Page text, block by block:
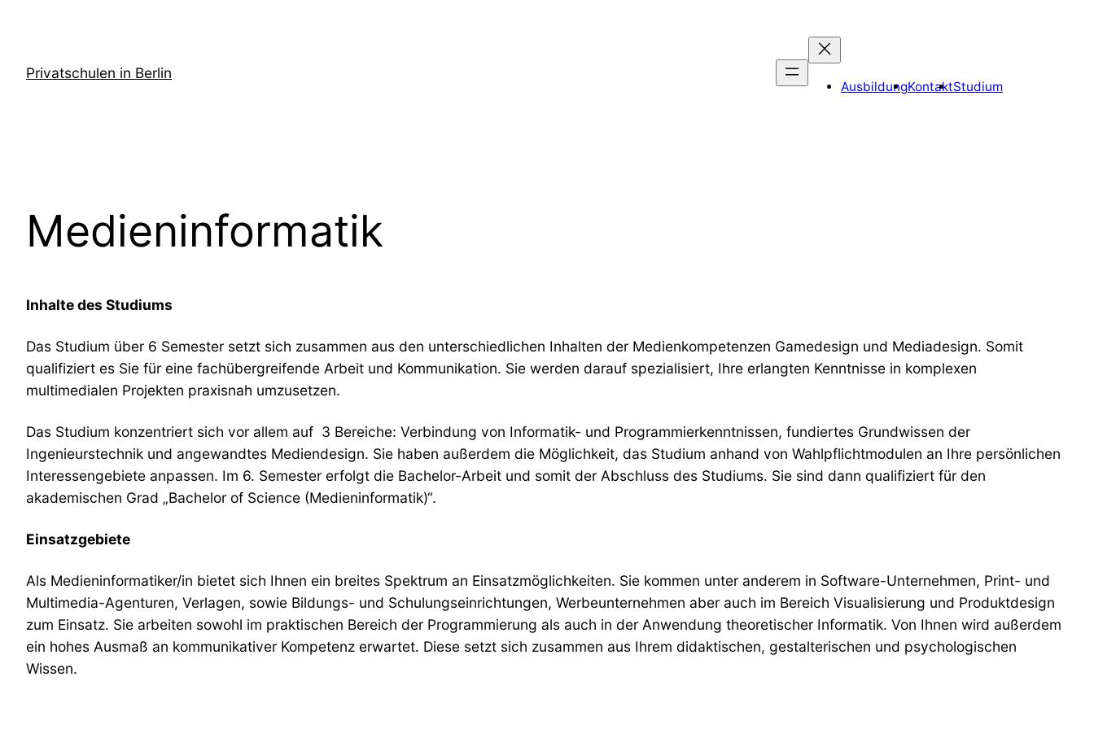
Privatschulen in Berlin
AusbildungKontaktStudium
Medieninformatik
Inhalte des Studiums
Das Studium über 6 Semester setzt sich zusammen aus den unterschiedlichen Inhalten der Medienkompetenzen Gamedesign und Mediadesign. Somit
qualifiziert es Sie für eine fachübergreifende Arbeit und Kommunikation. Sie werden darauf spezialisiert, Ihre erlangten Kenntnisse in komplexen
multimedialen Projekten praxisnah umzusetzen.
Das Studium konzentriert sich vor allem auf 3 Bereiche: Verbindung von Informatik- und Programmierkenntnissen, fundiertes Grundwissen der
Ingenieurstechnik und angewandtes Mediendesign. Sie haben außerdem die Möglichkeit, das Studium anhand von Wahlpflichtmodulen an Ihre persönlichen
Interessengebiete anpassen. Im 6. Semester erfolgt die Bachelor-Arbeit und somit der Abschluss des Studiums. Sie sind dann qualifiziert für den
akademischen Grad „Bachelor of Science (Medieninformatik)“.
Einsatzgebiete
Als Medieninformatiker/in bietet sich Ihnen ein breites Spektrum an Einsatzmöglichkeiten. Sie kommen unter anderem in Software-Unternehmen, Print- und
Multimedia-Agenturen, Verlagen, sowie Bildungs- und Schulungseinrichtungen, Werbeunternehmen aber auch im Bereich Visualisierung und Produktdesign
zum Einsatz. Sie arbeiten sowohl im praktischen Bereich der Programmierung als auch in der Anwendung theoretischer Informatik. Von Ihnen wird außerdem
ein hohes Ausmaß an kommunikativer Kompetenz erwartet. Diese setzt sich zusammen aus Ihrem didaktischen, gestalterischen und psychologischen
Wissen.